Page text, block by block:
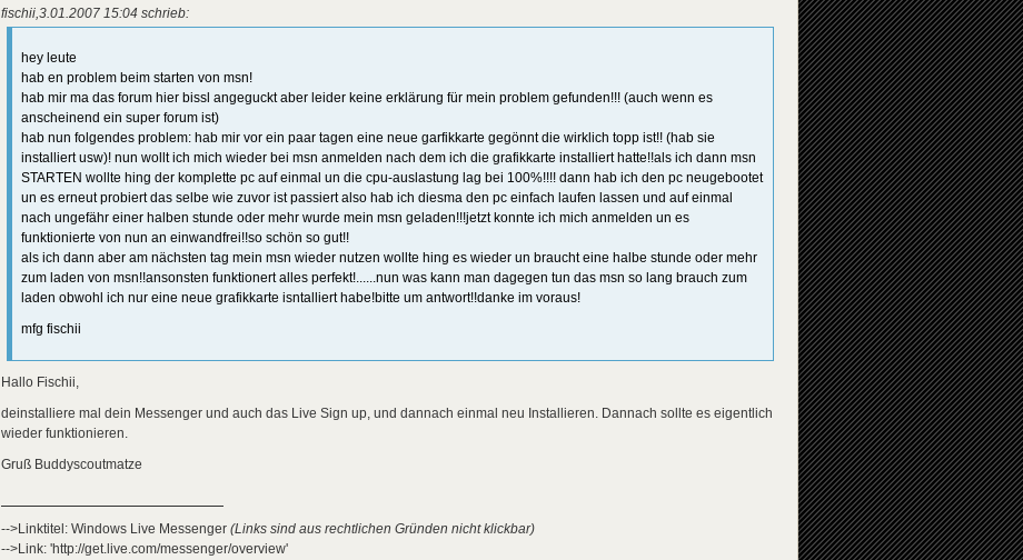
fischii,3.01.2007 15:04 schrieb:
hey leute
hab en problem beim starten von msn!
hab mir ma das forum hier bissl angeguckt aber leider keine erklärung für mein problem gefunden!!! (auch wenn es
anscheinend ein super forum ist)
hab nun folgendes problem: hab mir vor ein paar tagen eine neue garfikkarte gegönnt die wirklich topp ist!! (hab sie
installiert usw)! nun wollt ich mich wieder bei msn anmelden nach dem ich die grafikkarte installiert hatte!!als ich dann msn
STARTEN wollte hing der komplette pc auf einmal un die cpu-auslastung lag bei 100%!!!! dann hab ich den pc neugebootet
un es erneut probiert das selbe wie zuvor ist passiert also hab ich diesma den pc einfach laufen lassen und auf einmal
nach ungefähr einer halben stunde oder mehr wurde mein msn geladen!!!jetzt konnte ich mich anmelden un es
funktionierte von nun an einwandfrei!!so schön so gut!!
als ich dann aber am nächsten tag mein msn wieder nutzen wollte hing es wieder un braucht eine halbe stunde oder mehr
zum laden von msn!!ansonsten funktionert alles perfekt!......nun was kann man dagegen tun das msn so lang brauch zum
laden obwohl ich nur eine neue grafikkarte isntalliert habe!bitte um antwort!!danke im voraus!
mfg fischii
Hallo Fischii,
deinstalliere mal dein Messenger und auch das Live Sign up, und dannach einmal neu Installieren. Dannach sollte es eigentlich
wieder funktionieren.
Gruß Buddyscoutmatze
-->Linktitel: Windows Live Messenger (Links sind aus rechtlichen Gründen nicht klickbar)
-->Link: 'http://get.live.com/messenger/overview'